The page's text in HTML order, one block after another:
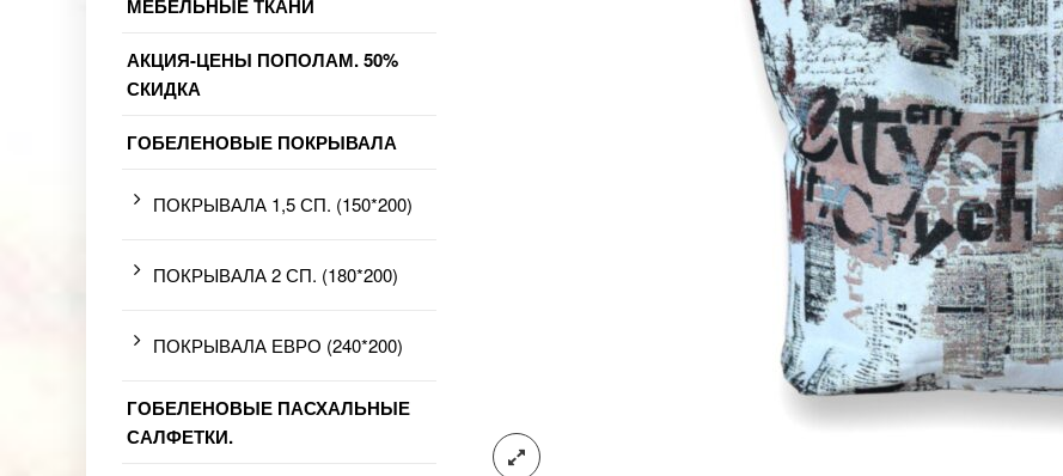
МЕБЕЛЬНЫЕ ТКАНИ
АКЦИЯ-ЦЕНЫ ПОПОЛАМ. 50%
СКИДКА
ГОБЕЛЕНОВЫЕ ПОКРЫВАЛА
ПОКРЫВАЛА 1,5 СП. (150*200)
ПОКРЫВАЛА 2 СП. (180*200)
ПОКРЫВАЛА ЕВРО (240*200)
ГОБЕЛЕНОВЫЕ ПАСХАЛЬНЫЕ
САЛФЕТКИ.